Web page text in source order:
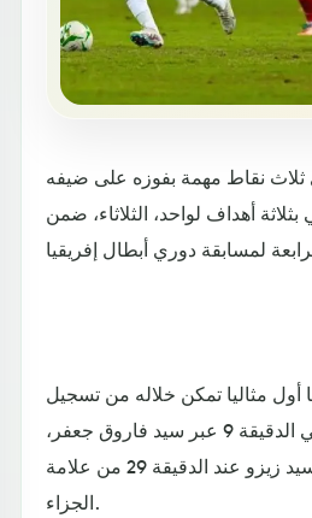
نقاط مهمة بفوزه على ضيفه
أهداف لواحد، الثلاثاء، ضمن
مثاليا تمكن خلاله من تسجيل
هدفين، جاء الأول في الدقيقة 9 عبر سيد فاروق جعفر،
والثاني بأقدام أحمد سيد زيزو عند الدقيقة 29 من علامة
الجزاء.